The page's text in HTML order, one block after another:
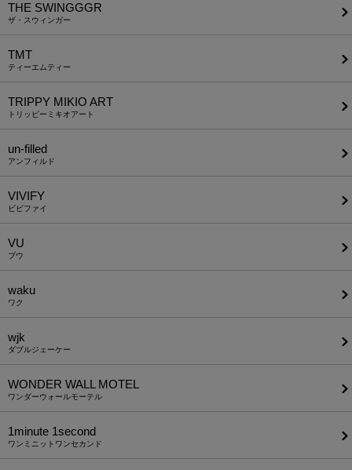
THE SWINGGGR
ザ・スウィンガー
TMT
ティーエムティー
TRIPPY MIKIO ART
トリッピーミキオアート
un-filled
アンフィルド
VIVIFY
ビビファイ
VU
ブウ
waku
ワク
wjk
ダブルジェーケー
WONDER WALL MOTEL
ワンダーウォールモーテル
1minute​ 1second
ワンミニットワンセカンド